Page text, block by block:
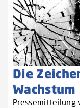
Die
Wachstum
Pressemitteilung